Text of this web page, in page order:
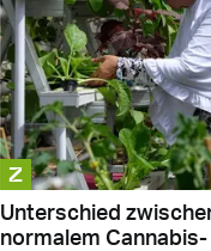
Z
Unterschied
normalem Cannabis-